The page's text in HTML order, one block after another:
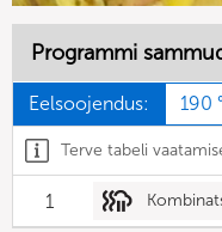
Programmi
Eelsoojendus: 190
Terve tabeli
1